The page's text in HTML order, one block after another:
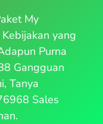
My
yang
Purna
Gangguan
Tanya
Sales